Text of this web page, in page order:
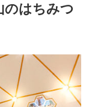
のはちみつ